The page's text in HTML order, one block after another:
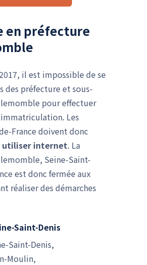
en préfecture
il est impossible de se
des préfecture et sous-
pour effectuer
Les
France doivent donc
utiliser internet. La
Seine-Saint-
est donc fermée aux
réaliser des démarches
Saint-Denis
Saint-Denis,
Moulin,